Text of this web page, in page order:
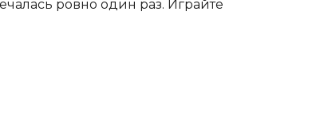
ровно один раз. Играйте